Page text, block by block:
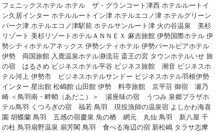
フェニックスホテル ホテル ザ・グランコート津西 ホテルルートイ
ン久居インター ホテルルートイン津 ホテルエコノ津 ホテルグリーン
パーク津 ホテルエコノ津駅前 ホテルサンルート津 火の谷温泉 美杉
リゾート 美杉リゾートホテルＡＮＮＥＸ 麻吉旅館 伊勢国際ホテル 伊
勢シティホテルアネックス 伊勢シティホテル 伊勢パールピアホテル
伊勢 両国旅館 入鹿温泉ホテル瀞流荘 斎王の宮 タウンホテルいせ 旅
の宿 はるさめ ビジネスホテル平谷 ビジネス旅館 潮音 ビジネスホ
テル河上 伊勢市 ビジネスホテルサンドー ビジネスホテル羽根伊勢
インター 星出館 松嶋館 山田館 伊勢 料亭旅館 京平荘 御宿 瀬乃
崎 ＜鳥羽南・畔蛸（あだこ）＞ 湯座味の宿 うつみ 泉郷プラザホ
テル鳥羽 くつろぎの宿 福若 鳥羽 現役漁師の温泉宿 よしかわ海喜
園 胡蝶蘭 鳥羽 五感の宿慶泉 魚の栖 網元 丸仙 鳥羽 新八屋 千
の杜 鳥羽扇野温泉 扇芳閣 鳥羽 食べる海辺の宿 新松嶋 タラサ志摩